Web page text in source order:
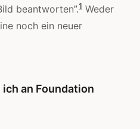
beantworten”.1 Weder
noch ein neuer
an Foundation